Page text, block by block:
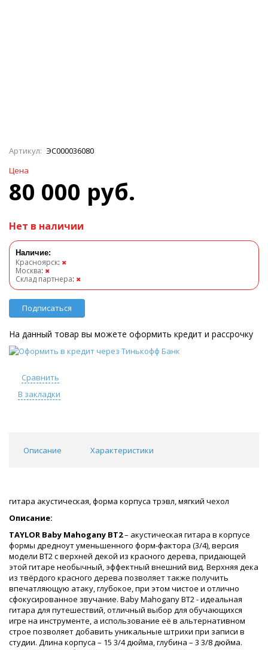
Артикул: ЭС000036080
Цена
80 000 руб.
Нет в наличии
Наличие:
Красноярск: ✖
Москва: ✖
Склад партнера: ✖
Подписаться
На данный товар вы можете оформить кредит и рассрочку
Сравнить
В закладки
Описание Характеристики
гитара акустическая, форма корпуса трэвл, мягкий чехол
Описание:
TAYLOR Baby Mahogany BT2– акустическая гитара в корпусе
формы дредноут уменьшенного форм-фактора (3/4), версия
модели BT2 с верхней декой из красного дерева, придающей
этой гитаре необычный, эффектный внешний вид. Верхняя дека
из твёрдого красного дерева позволяет также получить
впечатляющую атаку, глубокое, при этом чистое и отлично
сфокусированное звучание. Baby Mahogany BT2 - идеальная
гитара для путешествий, отличный выбор для обучающихся
игре на инструменте, а использование её в альтернативном
строе позволяет добавить уникальные штрихи при записи в
студии. Длина корпуса – 15 3/4 дюйма, глубина – 3 3/8 дюйма.